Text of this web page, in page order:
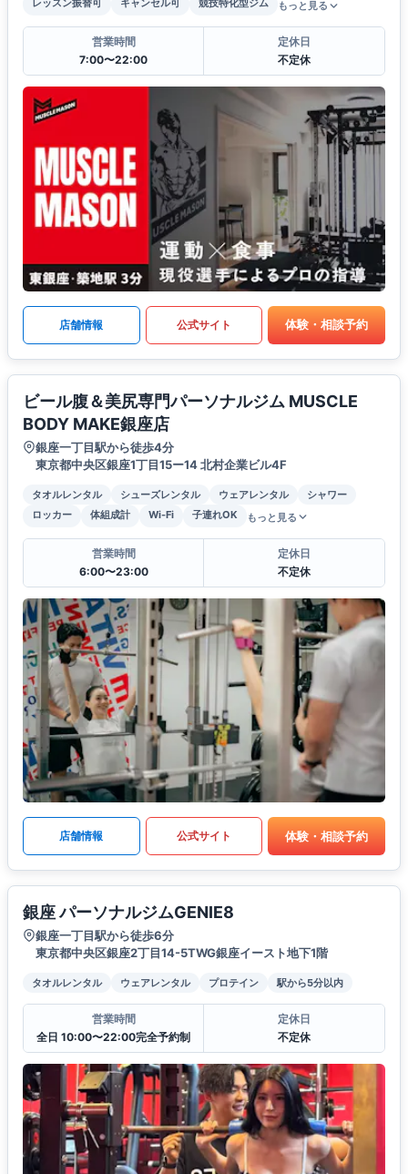
レッスン振替可 キャンセル可 競技特化型ジム もっと見る
営業時間
7:00〜22:00
定休日
不定休
店舗情報 公式サイト 体験・相談予約
ビール腹＆美尻専門パーソナルジム MUSCLE
BODY MAKE銀座店
銀座一丁目駅から徒歩4分
東京都中央区銀座1丁目15ー14 北村企業ビル4F
タオルレンタル シューズレンタル ウェアレンタル
シャワー
ロッカー
体組成計 Wi-Fi 子連れOK もっと見る
営業時間
6:00〜23:00
定休日
不定休
店舗情報 公式サイト 体験・相談予約
銀座 パーソナルジムGENIE8
銀座一丁目駅から徒歩6分
東京都中央区銀座2丁目14-5TWG銀座イースト地下1階
タオルレンタル ウェアレンタル プロテイン 駅から5分以内
営業時間
全日 10:00〜22:00完全予約制
定休日
不定休